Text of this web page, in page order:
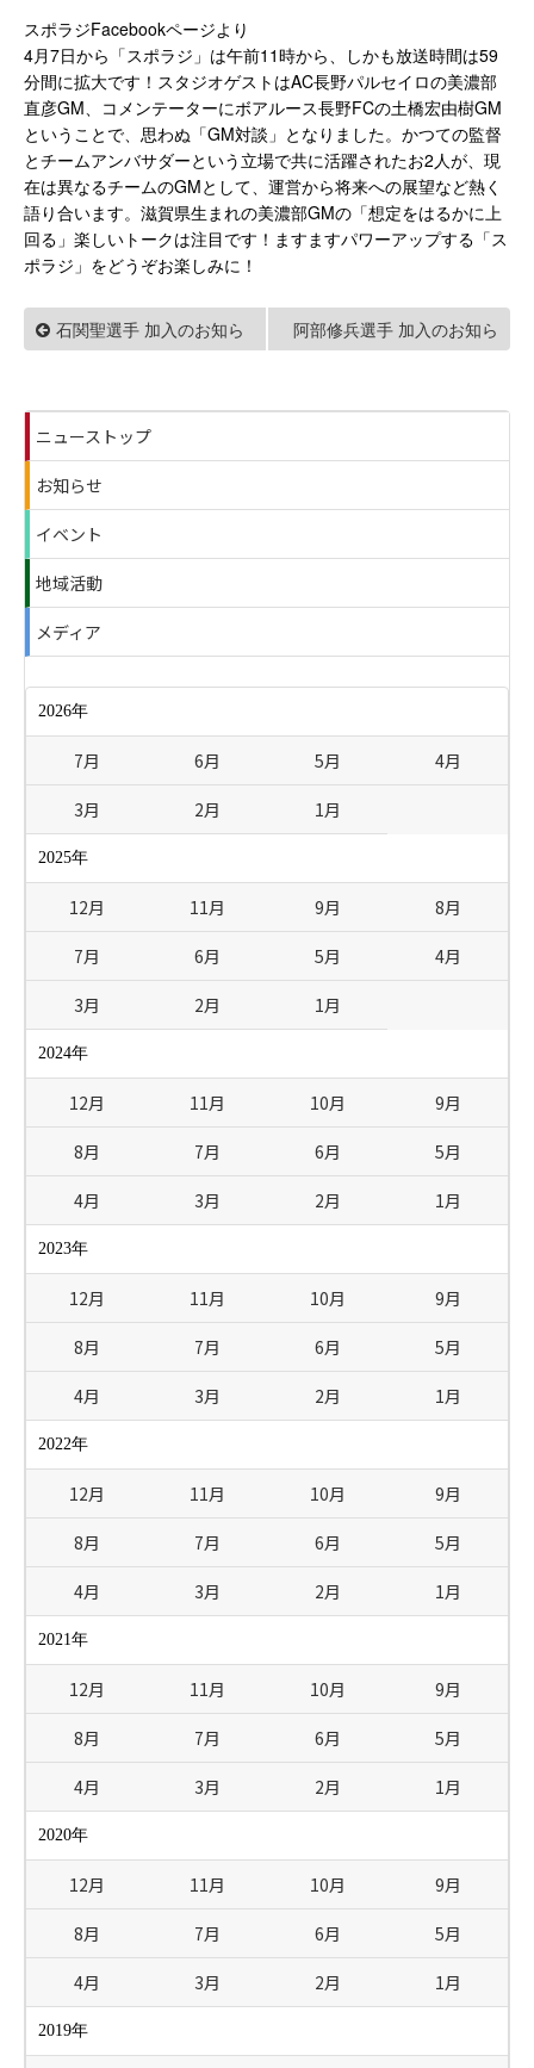
スポラジFacebookページより
4月7日から「スポラジ」は午前11時から、しかも放送時間は59
分間に拡大です！スタジオゲストはAC長野パルセイロの美濃部
直彦GM、コメンテーターにボアルース長野FCの土橋宏由樹GM
ということで、思わぬ「GM対談」となりました。かつての監督
とチームアンバサダーという立場で共に活躍されたお2人が、現
在は異なるチームのGMとして、運営から将来への展望など熱く
語り合います。滋賀県生まれの美濃部GMの「想定をはるかに上
回る」楽しいトークは注目です！ますますパワーアップする「ス
ポラジ」をどうぞお楽しみに！
石関聖選手 加入のお知ら
阿部修兵選手 加入のお知ら
ニューストップ
お知らせ
イベント
地域活動
メディア
2026年
7月 6月 5月 4月
3月 2月 1月
2025年
12月 11月 9月 8月
7月 6月 5月 4月
3月 2月 1月
2024年
12月 11月 10月 9月
8月 7月 6月 5月
4月 3月 2月 1月
2023年
12月 11月 10月 9月
8月 7月 6月 5月
4月 3月 2月 1月
2022年
12月 11月 10月 9月
8月 7月 6月 5月
4月 3月 2月 1月
2021年
12月 11月 10月 9月
8月 7月 6月 5月
4月 3月 2月 1月
2020年
12月 11月 10月 9月
8月 7月 6月 5月
4月 3月 2月 1月
2019年